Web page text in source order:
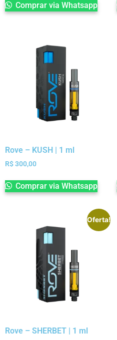
Comprar via Whatsapp
Rove – KUSH | 1 ml
R$300,00
Comprar via Whatsapp
Oferta!
Rove – SHERBET | 1 ml